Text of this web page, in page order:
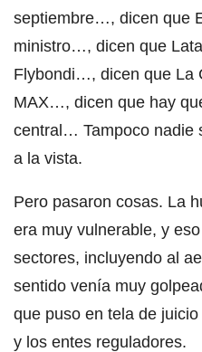
septiembre…, dicen que
ministro…, dicen que
Flybondi…, dicen que La
MAX…, dicen que hay
central… Tampoco nadie
a la vista.
Pero pasaron cosas. La
era muy vulnerable, y
sectores, incluyendo al
sentido venía muy
que puso en tela de
y los entes reguladores.